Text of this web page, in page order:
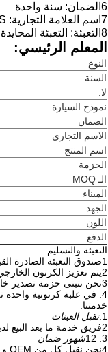
6الضمان: سنة واحدة
7اسم العلامة التجارية: WEGO PARTS
8التعبئة: التعبئة المحايدة أو متطلبات العميل
المعلم الرئيسي:
النوع
السنة
لا.
نموذج السيارة
الضمان
الاسم التجاري
اسم المنتج
الحزمة
الـ MOQ
الميناء
الجهد
اللون
الدفع
التعبئة والتسليم:
1صندوق التعبئة الصادرة القياسي
2يتم تعزيز الكرتون الخارجي بشرائط يمكن أن تضمن سلامة المنتجات أثناء النقل.
3نحن نتبنى حزمة تصدير خاصة قوية مضادة للتصادم، مضادة للتشوه، مضادة للرطوبة و مضادة للماء
4. في علبة كرتونية واحدة تلو الأخرى
خدمتنا:
1. تقبل العينات
2فريق خدمة ما بعد البيع لدينا 24 ساعة على الخط
3. 12
شهور ضمان
4نحن نقبل كل من OEM و ODM، ويمكننا استخدام شعار العملاء على منتجاتنا.